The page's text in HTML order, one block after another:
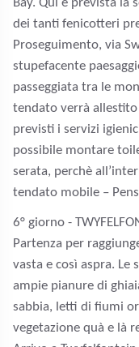
Bay. Qui è prevista la
dei tanti fenicotteri
Proseguimento, via
stupefacente
passeggiata tra le
tendato verrà
previsti i servizi
possibile montare
serata, perchè
tendato mobile –
6° giorno -
Partenza per
vasta e così aspra. Le
ampie pianure di
sabbia, letti di fiumi
vegetazione quà e là